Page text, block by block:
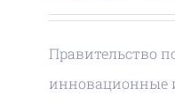
Правительство
инновационные